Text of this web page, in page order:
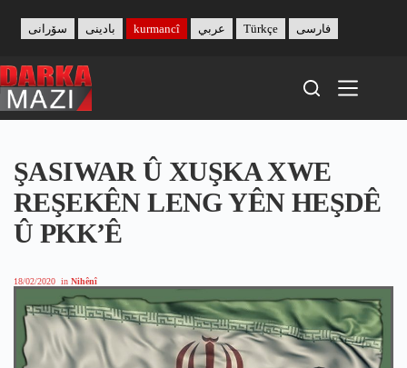
content
بادینی سۆرانی kurmancî عربي Türkçe فارسی
ŞASIWAR Û XUŞKA XWE
REŞEKÊN LENG YÊN HEŞDÊ
Û PKK’Ê
18/02/2020 in Nihênî